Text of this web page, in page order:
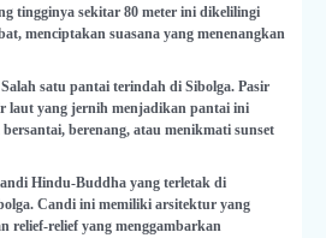
tingginya sekitar 80 meter ini dikelilingi
menciptakan suasana yang menenangkan
satu pantai terindah di Sibolga. Pasir
laut yang jernih menjadikan pantai ini
berenang, atau menikmati sunset
Hindu-Buddha yang terletak di
Candi ini memiliki arsitektur yang
relief-relief yang menggambarkan